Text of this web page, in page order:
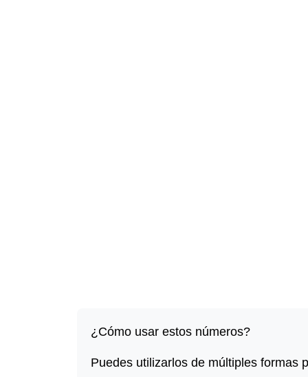
¿Cómo usar estos números?
Puedes utilizarlos de múltiples formas